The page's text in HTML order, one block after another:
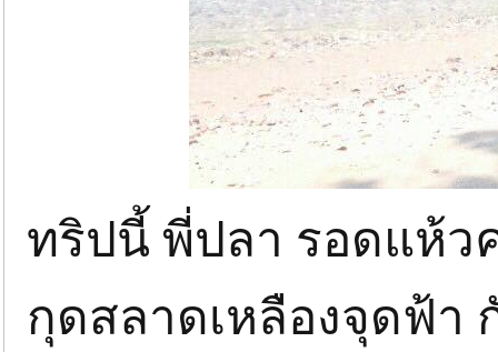
ทริปนี้ พี่ปลา รอดแห้ว
กุดสลาดเหลืองจุดฟ้า